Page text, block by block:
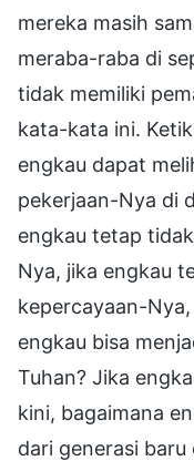
mereka masih
meraba-raba di
tidak memiliki
kata-kata ini.
engkau dapat
pekerjaan-Nya di
engkau tetap
Nya, jika engkau
kepercayaan-
engkau bisa
Tuhan? Jika
kini, bagaimana
dari generasi